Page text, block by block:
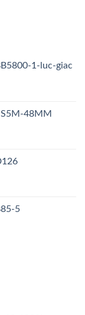
1-luc-giac
S5M-48MM
5